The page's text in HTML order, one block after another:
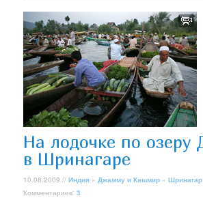
На лодочке по озеру
в Шринагаре
10.08.2009 //Индия »Джамму и Кашмир »Шринагар
Комментариев:3